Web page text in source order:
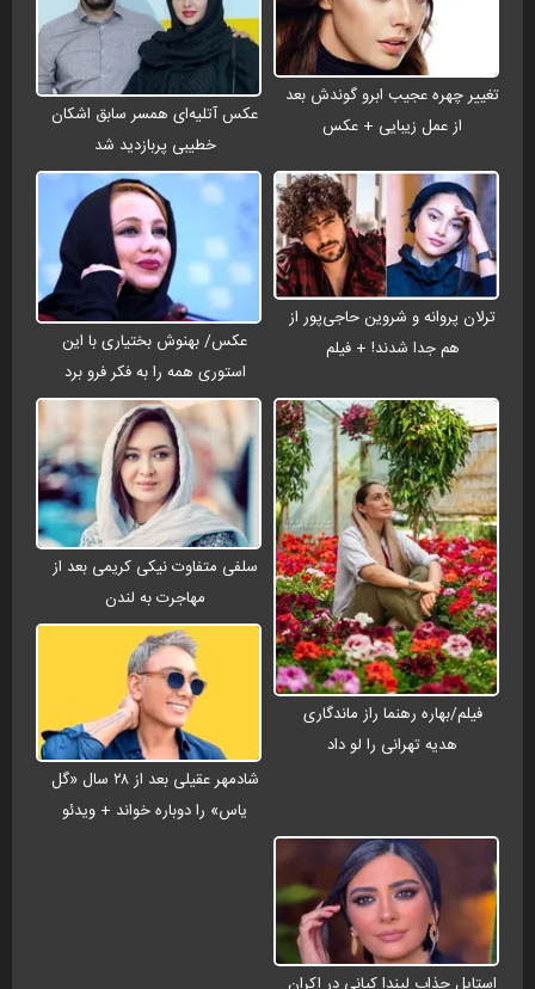
تغییر چهره عجیب ابرو گوندش بعد
از عمل زیبایی + عکس
عکس آتلیه‌ای همسر سابق اشکان
خطیبی پربازدید شد
ترلان پروانه و شروین حاجی‌پور از
هم جدا شدند! + فیلم
عکس/ بهنوش بختیاری با این
استوری همه را به فکر فرو برد
فیلم/بهاره رهنما راز ماندگاری
هدیه تهرانی را لو داد
سلفی متفاوت نیکی کریمی بعد از
مهاجرت به لندن
شادمهر عقیلی بعد از ۲۸ سال «گل
یاس» را دوباره خواند + ویدئو